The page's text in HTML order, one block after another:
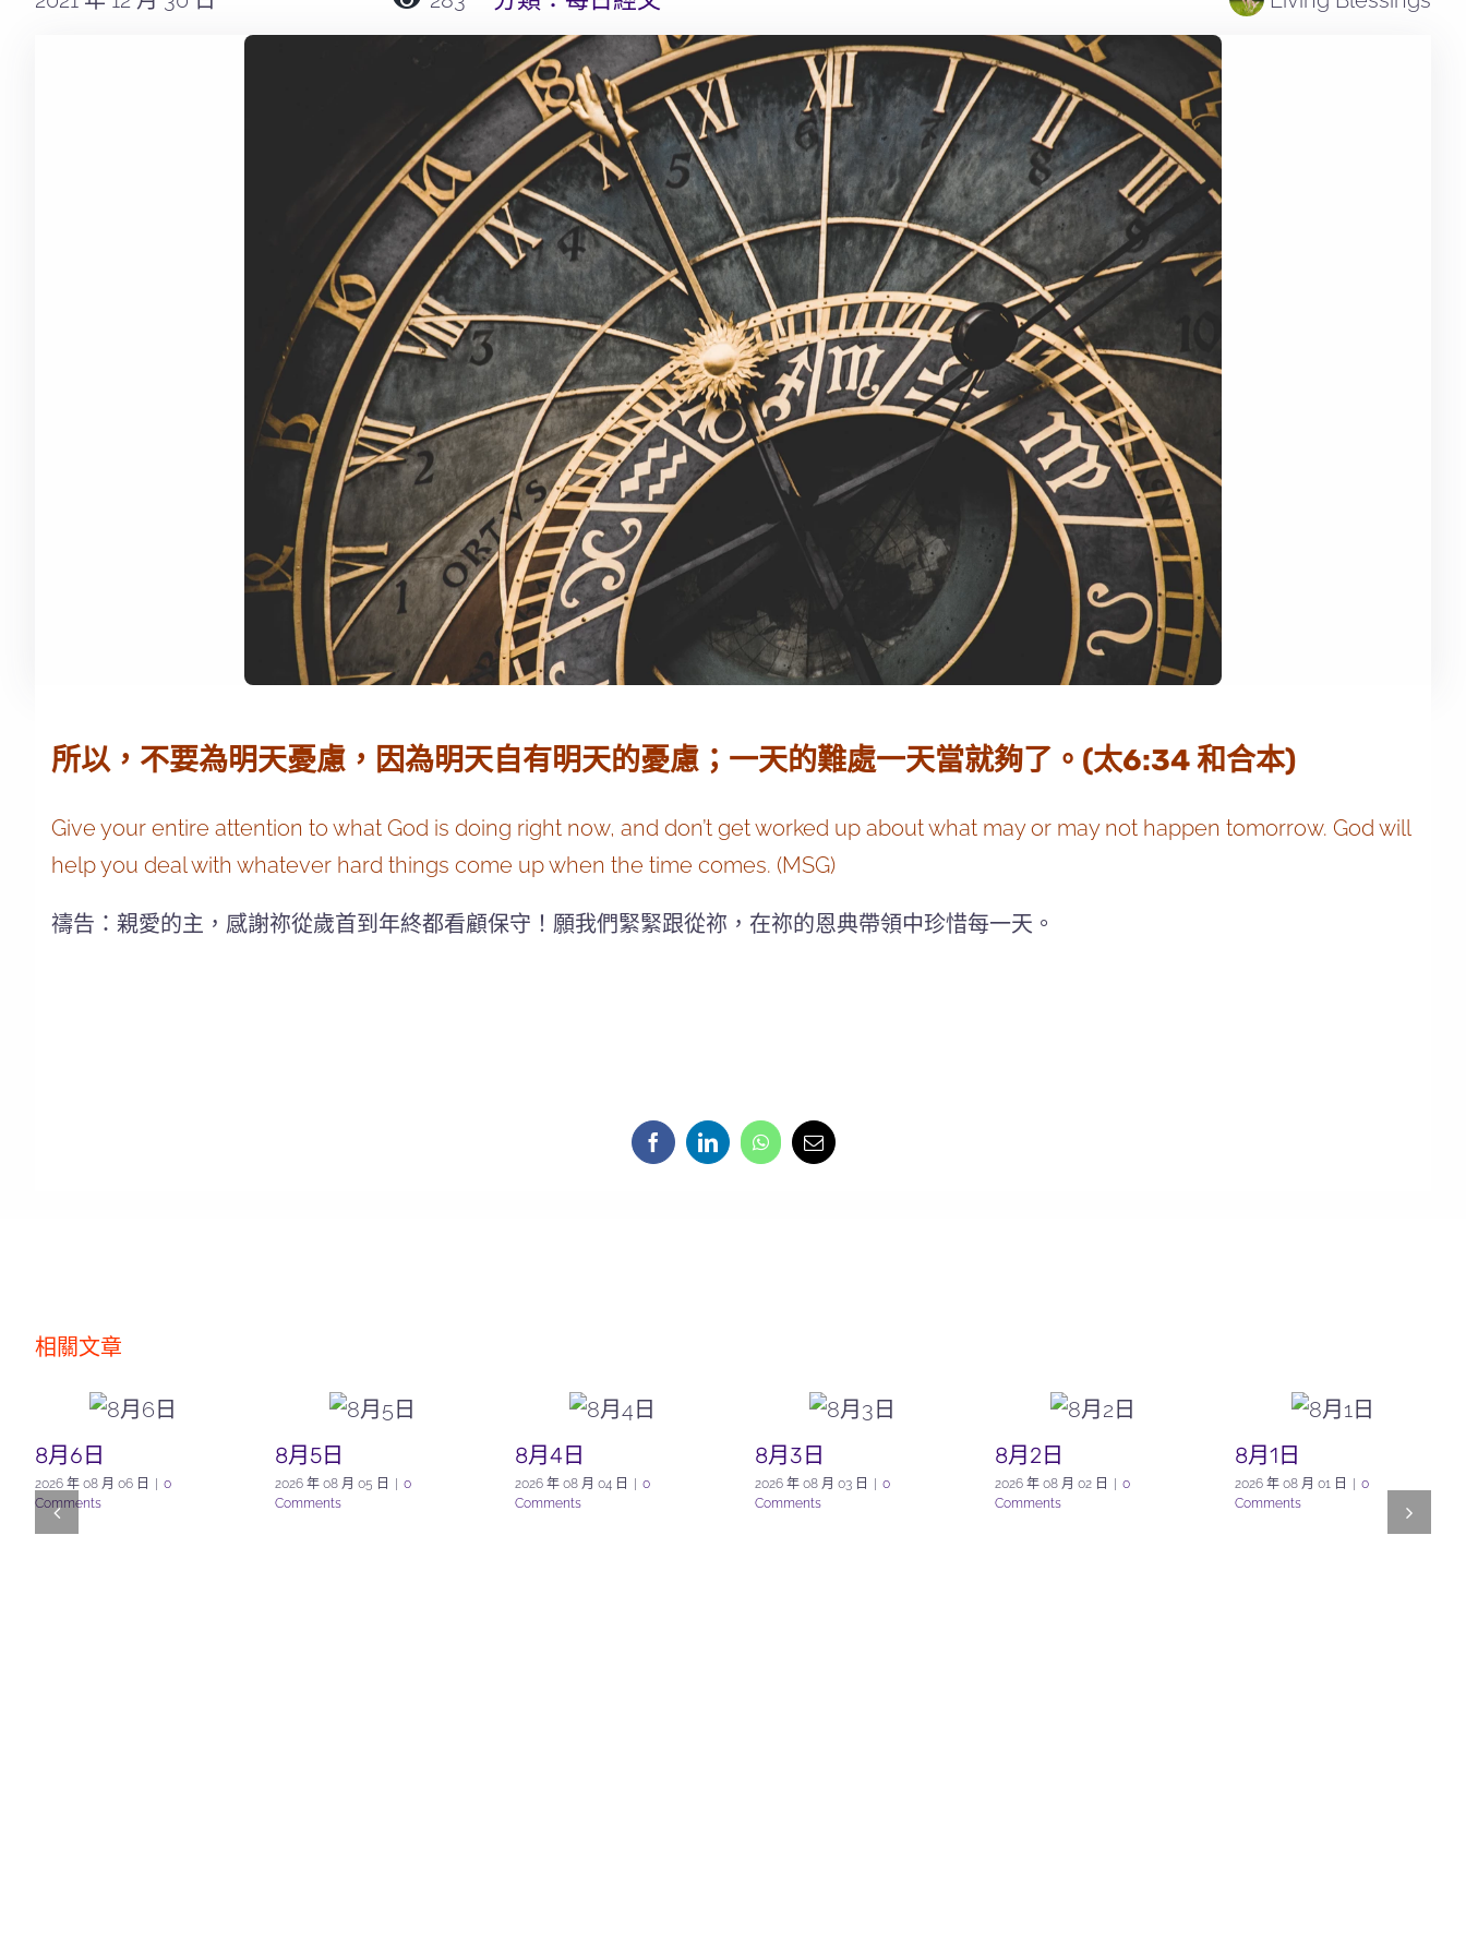
所以，不要為明天憂慮，因為明天自有明天的憂慮；一天的難處一天當就夠了。(太6:34 和合本)
Give your entire attention to what God is doing right now, and don’t get worked up about what may or may not happen tomorrow. God will
help you deal with whatever hard things come up when the time comes. (MSG)
禱告：親愛的主，感謝祢從歲首到年終都看顧保守！願我們緊緊跟從祢，在祢的恩典帶領中珍惜每一天。
相關文章
8月6日
2026 年 08 月 06 日
0
Comments
8月5日
2026 年 08 月 05 日
0
Comments
8月4日
2026 年 08 月 04 日
0
Comments
8月3日
2026 年 08 月 03 日
0
Comments
8月2日
2026 年 08 月 02 日
0
Comments
8月1日
2026 年 08 月 01 日
0
Comments